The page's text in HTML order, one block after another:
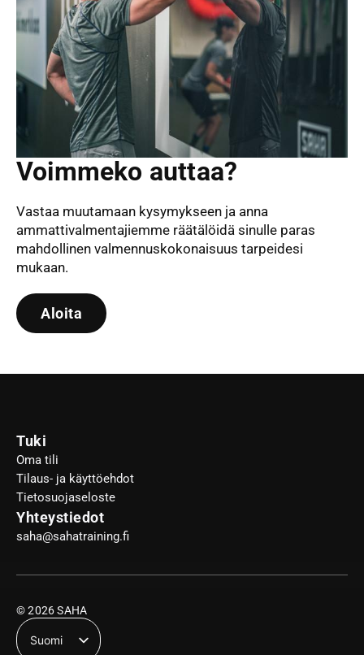
Voimmeko auttaa?
Vastaa muutamaan kysymykseen ja anna
ammattivalmentajiemme räätälöidä sinulle paras
mahdollinen valmennuskokonaisuus tarpeidesi
mukaan.
Aloita
Tuki
Oma tili
Tilaus- ja käyttöehdot
Tietosuojaseloste
Yhteystiedot
saha@sahatraining.fi
© 2026 SAHA
Suomi